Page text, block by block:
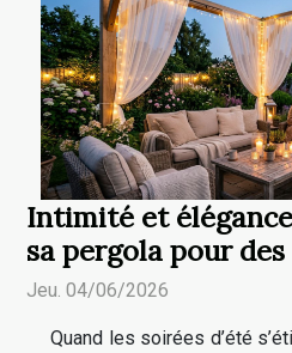
Intimité et
sa pergola pour
Jeu. 04/06/2026
Quand les soirées d’été